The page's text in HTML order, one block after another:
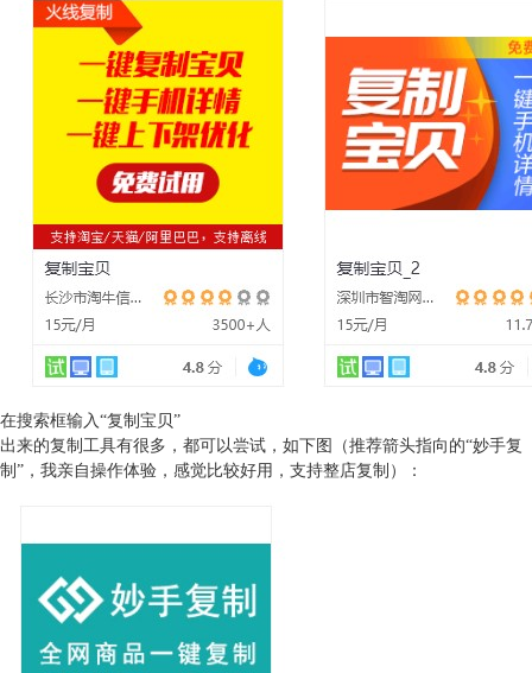
在搜索框输入“复制宝贝”
出来的复制工具有很多，都可以尝试，如下图（推荐箭头指向的“妙手复
制”，我亲自操作体验，感觉比较好用，支持整店复制）：